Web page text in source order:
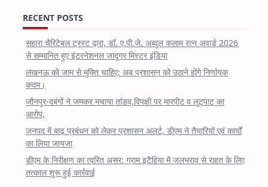
RECENT POSTS
सहारा चैरिटेबल ट्रस्ट द्वारा, डॉ. ए.पी.जे. अब्दुल कलाम रत्न अवार्ड 2026
से सम्मानित हुए इंटरनेशनल जादूगर मिस्टर इंडिया
लखनऊ को जाम से मुक्ति चाहिए: अब प्रशासन को उठाने होंगे निर्णायक
कदम।
जौनपुर-दबंगों ने जमकर मचाया तांडव,विपक्षी पर मारपीट व लूटपाट का
आरोप,
जनपद में बाढ़ प्रबंधन को लेकर प्रशासन अलर्ट, डीएम ने तैयारियों एवं कार्यों
का लिया जायजा
डीएम के निरीक्षण का त्वरित असर: ग्राम इटैहिया में जलभराव से राहत के लिए
तत्काल शुरू हुई कार्रवाई